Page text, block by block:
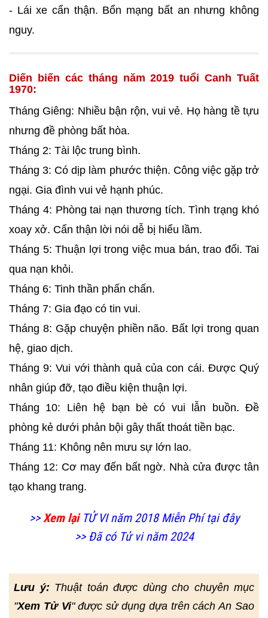
- Lái xe cẩn thận. Bổn mạng bất an nhưng không
nguy.
Diến biến các tháng năm 2019 tuổi Canh Tuất
1970:
Tháng Giêng: Nhiều bận rộn, vui vẻ. Họ hàng tề tựu
nhưng đề phòng bất hòa.
Tháng 2: Tài lộc trung bình.
Tháng 3: Có dịp làm phước thiện. Công việc gặp trở
ngại. Gia đình vui vẻ hạnh phúc.
Tháng 4: Phòng tai nạn thương tích. Tình trạng khó
xoay xở. Cẩn thận lời nói dễ bị hiểu lầm.
Tháng 5: Thuận lợi trong việc mua bán, trao đổi. Tai
qua nạn khỏi.
Tháng 6: Tinh thần phấn chấn.
Tháng 7: Gia đạo có tin vui.
Tháng 8: Gặp chuyện phiền não. Bất lợi trong quan
hệ, giao dịch.
Tháng 9: Vui với thành quả của con cái. Được Quý
nhân giúp đỡ, tạo điều kiện thuận lợi.
Tháng 10: Liên hệ bạn bè có vui lẫn buồn. Đề
phòng kẻ dưới phản bội gây thất thoát tiền bạc.
Tháng 11: Không nên mưu sự lớn lao.
Tháng 12: Cơ may đến bất ngờ. Nhà cửa được tân
tạo khang trang.
>>Xem lạiTỬ VI năm 2018 Miễn Phí tại đây
>> Đã có Tử vi năm 2024
Lưu ý: Thuật toán được dùng cho chuyên mục
"Xem Tử Vi" được sử dụng dựa trên cách An Sao